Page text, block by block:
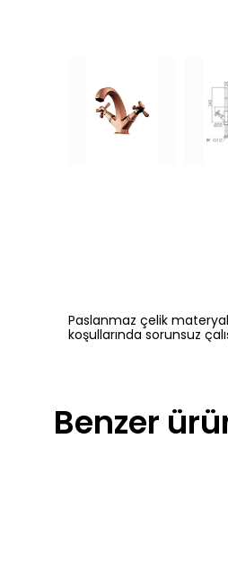
Paslanmaz çelik
koşullarında sorunsuz
Benzer